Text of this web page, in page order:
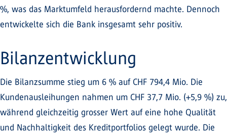
%, was das Marktumfeld herausfordernd machte. Dennoch
entwickelte sich die Bank insgesamt sehr positiv.
Bilanzentwicklung
Die Bilanzsumme stieg um 6 % auf CHF 794,4 Mio. Die
Kundenausleihungen nahmen um CHF 37,7 Mio. (+5,9 %) zu,
während gleichzeitig grosser Wert auf eine hohe Qualität
und Nachhaltigkeit des Kreditportfolios gelegt wurde. Die